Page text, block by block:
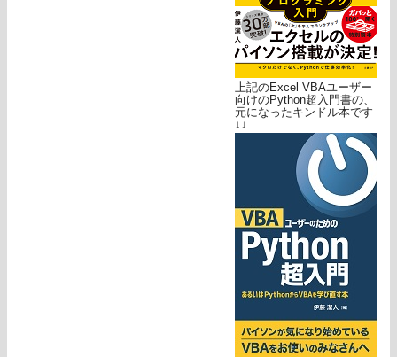
上記のExcel VBAユーザー
向けのPython超入門書の、
元になったキンドル本です
↓↓